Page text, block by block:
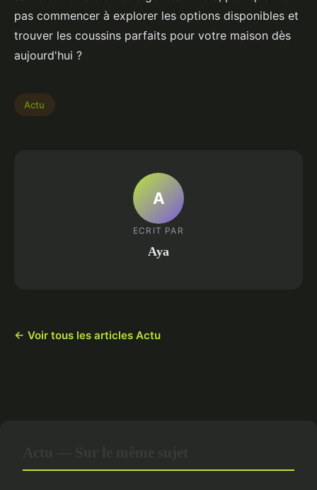
pas commencer à explorer les options disponibles et
trouver les coussins parfaits pour votre maison dès
aujourd'hui ?
Actu
A
ECRIT PAR
Aya
← Voir tous les articles Actu